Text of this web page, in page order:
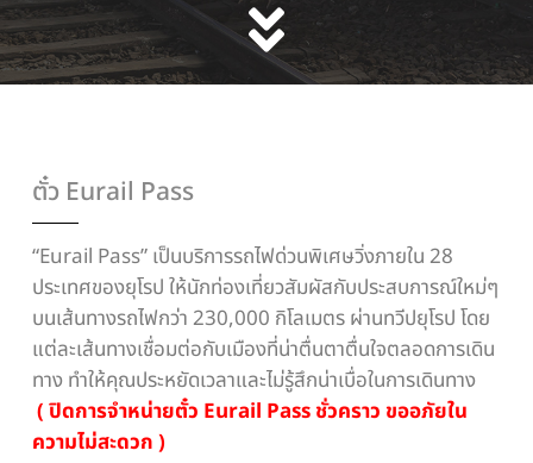
ตั๋ว Eurail Pass
“Eurail Pass” เป็นบริการรถไฟด่วนพิเศษวิ่งภายใน 28
ประเทศของยุโรป ให้นักท่องเที่ยวสัมผัสกับประสบการณ์ใหม่ๆ
บนเส้นทางรถไฟกว่า 230,000 กิโลเมตร ผ่านทวีปยุโรป โดย
แต่ละเส้นทางเชื่อมต่อกับเมืองที่น่าตื่นตาตื่นใจตลอดการเดิน
ทาง ทำให้คุณประหยัดเวลาและไม่รู้สึกน่าเบื่อในการเดินทาง
( ปิดการจำหน่ายตั๋ว Eurail Pass ชั่วคราว ขออภัยใน
ความไม่สะดวก )